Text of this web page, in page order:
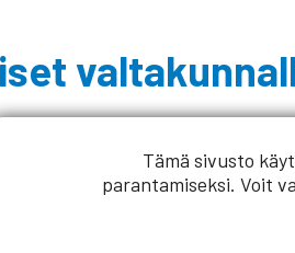
KUPE-päivät
Tilaisuus
Tämä sivusto
parantamiseksi. Voit